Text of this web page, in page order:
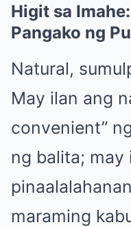
Higit sa
Pangako ng
Natural,
May ilan ang
convenient”
ng balita; may
maraming